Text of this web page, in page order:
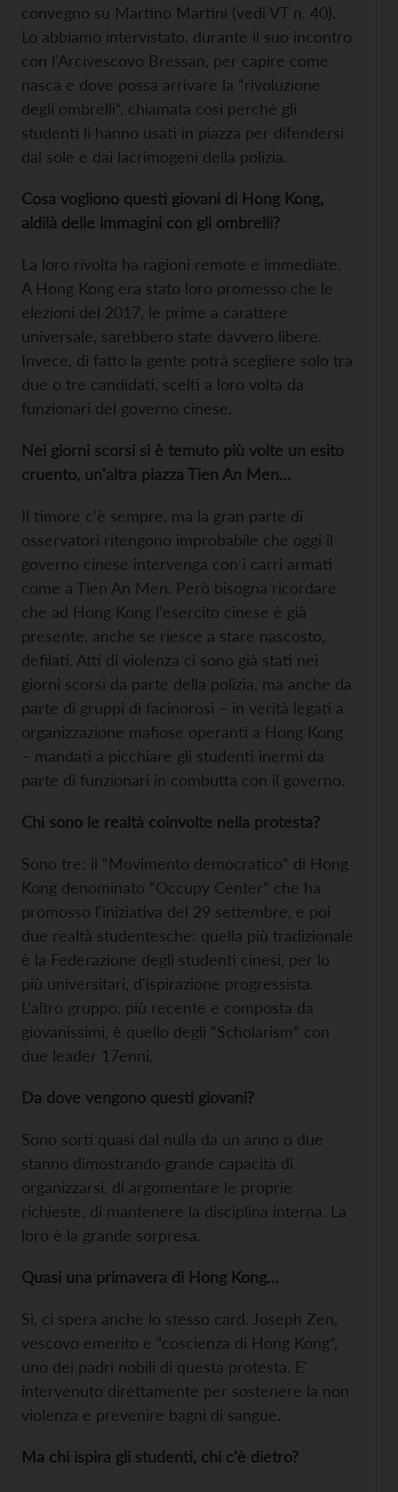
convegno su Martino Martini (vedi VT n. 40).
Lo abbiamo intervistato, durante il suo incontro
con l'Arcivescovo Bressan, per capire come
nasca e dove possa arrivare la “rivoluzione
degli ombrelli”, chiamata così perché gli
studenti li hanno usati in piazza per difendersi
dal sole e dai lacrimogeni della polizia.
Cosa vogliono questi giovani di Hong Kong,
aldilà delle immagini con gli ombrelli?
La loro rivolta ha ragioni remote e immediate.
A Hong Kong era stato loro promesso che le
elezioni del 2017, le prime a carattere
universale, sarebbero state davvero libere.
Invece, di fatto la gente potrà scegliere solo tra
due o tre candidati, scelti a loro volta da
funzionari del governo cinese.
Nei giorni scorsi si è temuto più volte un esito
cruento, un'altra piazza Tien An Men…
Il timore c'è sempre, ma la gran parte di
osservatori ritengono improbabile che oggi il
governo cinese intervenga con i carri armati
come a Tien An Men. Però bisogna ricordare
che ad Hong Kong l'esercito cinese è già
presente, anche se riesce a stare nascosto,
defilati. Atti di violenza ci sono già stati nei
giorni scorsi da parte della polizia, ma anche da
parte di gruppi di facinorosi – in verità legati a
organizzazione mafiose operanti a Hong Kong
– mandati a picchiare gli studenti inermi da
parte di funzionari in combutta con il governo.
Chi sono le realtà coinvolte nella protesta?
Sono tre: il “Movimento democratico” di Hong
Kong denominato “Occupy Center” che ha
promosso l'iniziativa del 29 settembre, e poi
due realtà studentesche: quella più tradizionale
è la Federazione degli studenti cinesi, per lo
più universitari, d'ispirazione progressista.
L'altro gruppo, più recente e composta da
giovanissimi, è quello degli “Scholarism” con
due leader 17enni.
Da dove vengono questi giovani?
Sono sorti quasi dal nulla da un anno o due
stanno dimostrando grande capacità di
organizzarsi, di argomentare le proprie
richieste, di mantenere la disciplina interna. La
loro è la grande sorpresa.
Quasi una primavera di Hong Kong…
Sì, ci spera anche lo stesso card. Joseph Zen,
vescovo emerito e “coscienza di Hong Kong”,
uno dei padri nobili di questa protesta. E'
intervenuto direttamente per sostenere la non
violenza e prevenire bagni di sangue.
Ma chi ispira gli studenti, chi c'è dietro?